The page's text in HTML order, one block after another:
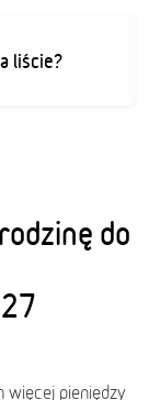
liście?
do
więcej pieniędzy